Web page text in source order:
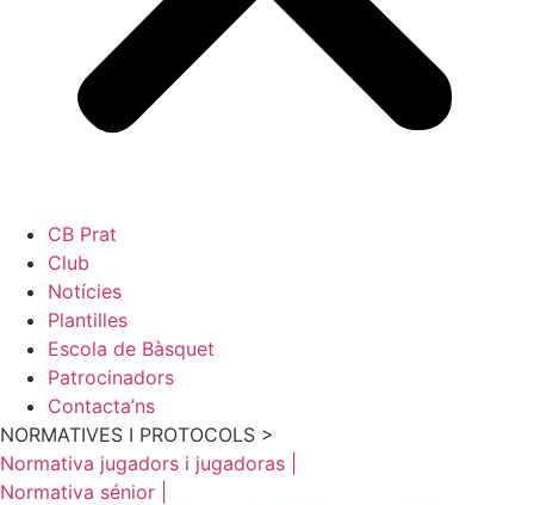
CB Prat
Club
Notícies
Plantilles
Escola de Bàsquet
Patrocinadors
Contacta’ns
NORMATIVES I PROTOCOLS >
Normativa jugadors i jugadoras |
Normativa sénior |